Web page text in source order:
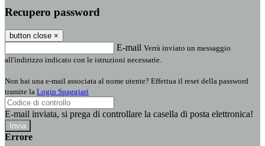
Recupero password
button close ×
E-mail Verrà inviato un messaggio
all'indirizzo indicato con le istruzioni necessarie.
Non hai una e-mail associata al nome utente? Effettua il reset della password
tramite la Login Spaggiari
E-mail inviata, si prega di controllare la casella di posta elettronica!
Errore